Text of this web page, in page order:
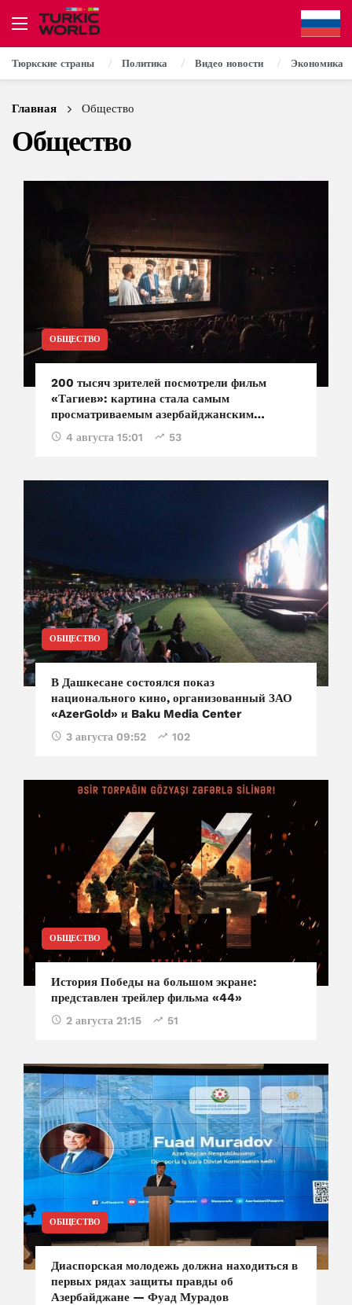
Тюркские страны Политика Видео новости Экономика
Главная Общество
Общество
ОБЩЕСТВО
200 тысяч зрителей посмотрели фильм
«Тагиев»: картина стала самым
просматриваемым азербайджанским
фильмом в кинотеатрах
4 августа 15:01 53
ОБЩЕСТВО
В Дашкесане состоялся показ
национального кино, организованный ЗАО
«AzerGold» и Baku Media Center
3 августа 09:52 102
ОБЩЕСТВО
История Победы на большом экране:
представлен трейлер фильма «44»
2 августа 21:15 51
ОБЩЕСТВО
Диаспорская молодежь должна находиться в
первых рядах защиты правды об
Азербайджане — Фуад Мурадов